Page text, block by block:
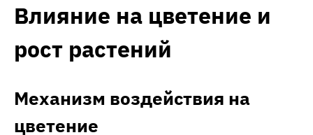
Влияние на цветение и
рост растений
Механизм воздействия на
цветение